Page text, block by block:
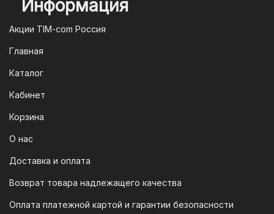
2. Оплата через систему быстрых
платежей (СПБ)
Мы следим за современными
систему быстрых платежей (СПБ).
предоставлен QR-код. Просто
доступен для большинства российских
Информация
Акции TIM-com Россия
Главная
Каталог
Кабинет
Корзина
О нас
Доставка и оплата
Возврат товара надлежащего качества
Оплата платежной картой и гарантии безопасности